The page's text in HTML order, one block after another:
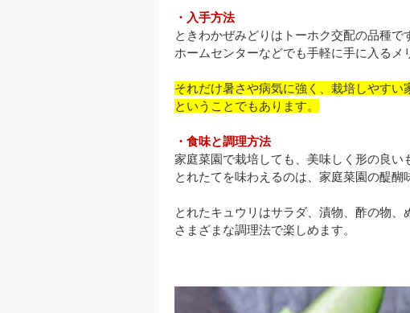
・入手方法
ときわかぜみどりはトーホク交配の品種で
ホームセンターなどでも手軽に手に入るメ
それだけ暑さや病気に強く、栽培しやすい
ということでもあります。
・食味と調理方法
家庭菜園で栽培しても、美味しく形の良い
とれたてを味わえるのは、家庭菜園の醍醐
とれたキュウリはサラダ、漬物、酢の物、
さまざまな調理法で楽しめます。